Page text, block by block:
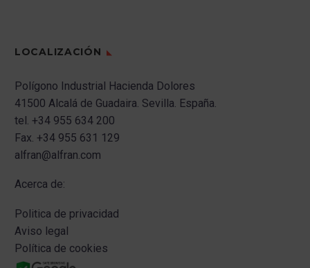
LOCALIZACIÓN
Polígono Industrial Hacienda Dolores
41500 Alcalá de Guadaira. Sevilla. España.
tel. +34 955 634 200
Fax. +34 955 631 129
alfran@alfran.com
Acerca de:
Politica de privacidad
Aviso legal
Política de cookies